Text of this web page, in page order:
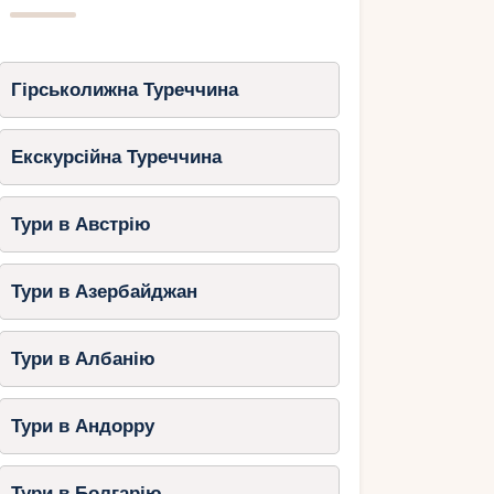
Гірськолижна Туреччина
Екскурсійна Туреччина
Тури в Австрію
Тури в Азербайджан
Тури в Албанію
Тури в Андорру